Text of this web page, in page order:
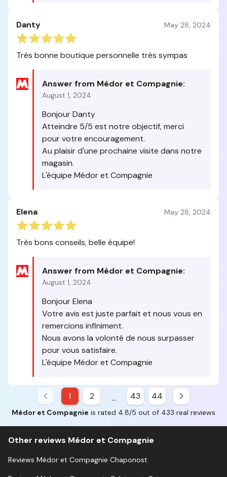
Danty May 28, 2024
Très bonne boutique personnelle très sympas
Answer from Médor et Compagnie:
August 1, 2024
Bonjour Danty
Atteindre 5/5 est notre objectif, merci
pour votre encouragement.
Au plaisir d'une prochaine visite dans notre
magasin.
L'équipe Médor et Compagnie
Elena May 28, 2024
Très bons conseils, belle équipe!
Answer from Médor et Compagnie:
August 1, 2024
Bonjour Elena
Votre avis est juste parfait et nous vous en
remercions infiniment.
Nous avons la volonté de nous surpasser
pour vous satisfaire.
L'équipe Médor et Compagnie
1 2 ... 43 44
Médor et Compagnie is rated 4.8/5 out of 433 real reviews
Other reviews Médor et Compagnie
Reviews Médor et Compagnie Chaponost